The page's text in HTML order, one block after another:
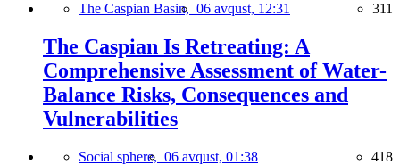
The Caspian Basin, 06 avqust, 12:31 311
The Caspian Is Retreating: A
Comprehensive Assessment of Water-
Balance Risks, Consequences and
Vulnerabilities
Social sphere, 06 avqust, 01:38 418